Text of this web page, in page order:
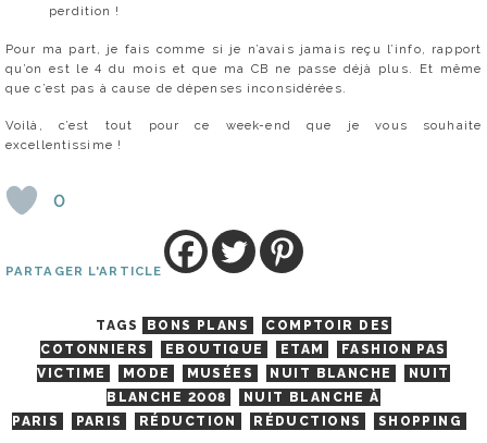
perdition !
Pour ma part, je fais comme si je n’avais jamais reçu l’info, rapport
qu’on est le 4 du mois et que ma CB ne passe déjà plus. Et même
que c’est pas à cause de dépenses inconsidérées.
Voilà, c’est tout pour ce week-end que je vous souhaite
excellentissime !
0
PARTAGER L'ARTICLE
TAGS BONS PLANS
COMPTOIR DES
COTONNIERS
EBOUTIQUE ETAM
FASHION PAS
VICTIME
MODE MUSÉES NUIT BLANCHE
NUIT
BLANCHE 2008
NUIT BLANCHE À
PARIS
PARIS RÉDUCTION RÉDUCTIONS SHOPPING